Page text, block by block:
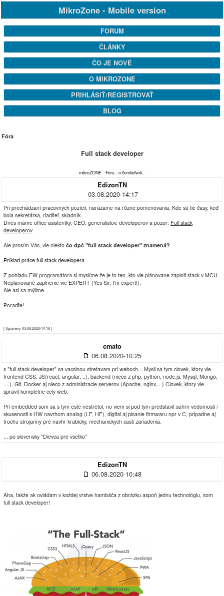
MikroZone - Mobile version
FORUM
ČLÁNKY
ČO JE NOVÉ
O MIKROZONE
PRIHLÁSIŤ/REGISTROVAŤ
BLOG
Fóra
Full stack developer
mikroZONE::Fóra::o čomkoľvek...
EdizonTN
03.08.2020-14:17
Pri prechádzaní pracovných pozícií, narážame na rôzne pomenovania. Kde sú tie časy, keď
bola sekretárka, riaditeľ, skladník....
Dnes máme office asistentky, CEO, generalistov, developerov a pozor: Full stack
developerov.
Ale prosím Vás, vie niekto čo dpč "full stack developer" znamená?
Príklad práce full stack developera
Z pohľadu FW programátora si myslíme že je to ten, kto vie plánovane zaplniť stack v MCU.
Neplánované zaplnenie vie EXPERT (Yes Sir, I'm expert!).
Ale asi sa mýlime...
Poraďte!
[ Upravený 03.08.2020-14:18 ]
cmato
06.08.2020-10:25
s "full stack developer" sa vacsinou stretavam pri weboch... Mysli sa tym clovek, ktory vie
frontend CSS, JS(react, angular, ..), backend (nieco z php, python, node.js, Mysql, Mongo,
....), Git, Docker aj nieco z administracie serverov (Apache, nginx,...) Clovek, ktory vie
spravit kompletne cely web.
Pri embedded som sa s tym este nestretol, no viem si pod tym predstavit suhrn vedomosti /
skusenosti s HW navrhom analog (LF, HF), digital aj pisanie firmwaru npr v C, pripadne aj
trochu strojariny pre navhr krabicky, mechanickych casti zariadenia.
... po slovensky "Dievca pre vsetko"
EdizonTN
06.08.2020-10:48
Aha, takže ak ovládam v každej vrstve hambáča z obrázku aspoň jednu technológiu, som
full stack developer!